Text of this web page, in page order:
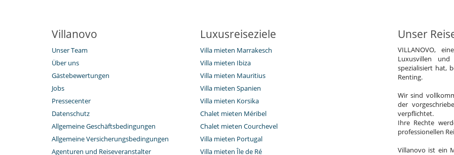
Villanovo
Unser Team
Über uns
Gästebewertungen
Jobs
Pressecenter
Datenschutz
Allgemeine Geschäftsbedingungen
Allgemeine Versicherungsbedingungen
Agenturen und Reiseveranstalter
Luxusreiseziele
Villa mieten Marrakesch
Villa mieten Ibiza
Villa mieten Mauritius
Villa mieten Spanien
Villa mieten Korsika
Chalet mieten Méribel
Chalet mieten Courchevel
Villa mieten Portugal
Villa mieten Île de Ré
Unser
VILLANOVO,
Luxusvillen
spezialisiert hat,
Renting.
Wir sind
der
verpflichtet.
Ihre Rechte
professionellen
Villanovo ist ein